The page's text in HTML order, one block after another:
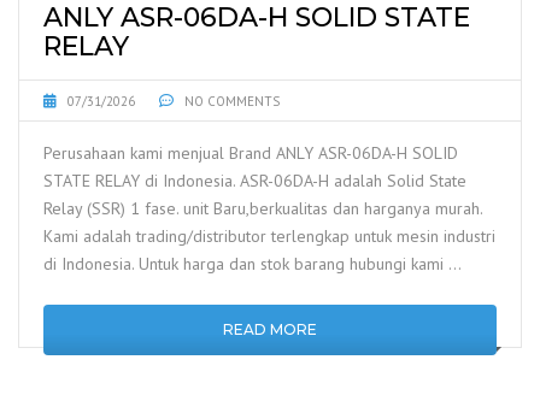
ANLY ASR-06DA-H SOLID STATE
RELAY
07/31/2026 NO COMMENTS
Perusahaan kami menjual Brand ANLY ASR-06DA-H SOLID
STATE RELAY di Indonesia. ASR-06DA-H adalah Solid State
Relay (SSR) 1 fase. unit Baru,berkualitas dan harganya murah.
Kami adalah trading/distributor terlengkap untuk mesin industri
di Indonesia. Untuk harga dan stok barang hubungi kami …
READ MORE